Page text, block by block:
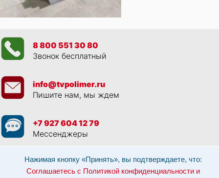
Нажимая кнопку «Принять», вы подтверждаете, что:
Соглашаетесь с Политикой конфиденциальности и
8 800 551 30 80
Звонок бесплатный
info@tvpolimer.ru
Пишите нам, мы ждем
+7 927 604 12 79
Мессенджеры
Просматривая данный веб сайт, и обращаясь к нам, вы:Соглашаетесь с
Разрешаете обработку персональных данных в соответствии с 152-ФЗ